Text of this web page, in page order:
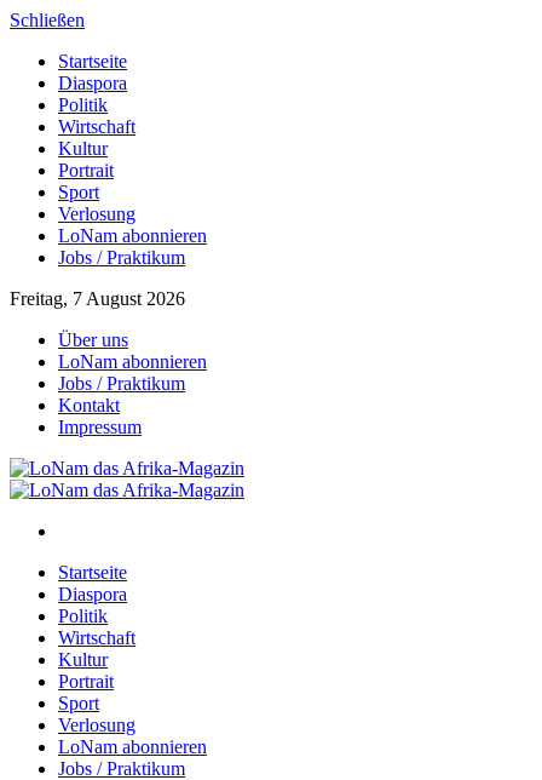
Schließen
Startseite
Diaspora
Politik
Wirtschaft
Kultur
Portrait
Sport
Verlosung
LoNam abonnieren
Jobs / Praktikum
Freitag, 7 August 2026
Über uns
LoNam abonnieren
Jobs / Praktikum
Kontakt
Impressum
Startseite
Diaspora
Politik
Wirtschaft
Kultur
Portrait
Sport
Verlosung
LoNam abonnieren
Jobs / Praktikum